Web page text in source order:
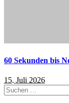
60 Sekunden bis
15. Juli 2026
Suchen
nach: